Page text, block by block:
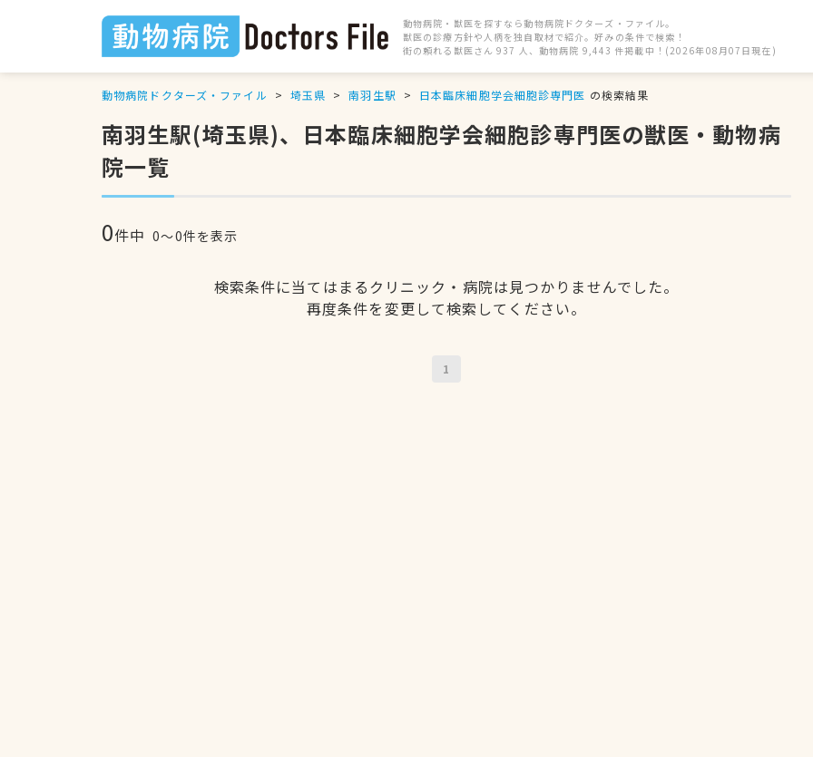
動物病院・獣医を探すなら動物病院ドクターズ・ファイル。
獣医の診療方針や人柄を独自取材で紹介。好みの条件で検索！
街の頼れる獣医さん 937 人、動物病院 9,443 件掲載中！(2026年08月07日現在)
動物病院ドクターズ・ファイル 埼玉県 南羽生駅 日本臨床細胞学会細胞診専門医 の検索結果
南羽生駅(埼玉県)、日本臨床細胞学会細胞診専門医の獣医・動物病
院一覧
0件中 0〜0件を表示
検索条件に当てはまるクリニック・病院は見つかりませんでした。
再度条件を変更して検索してください。
1